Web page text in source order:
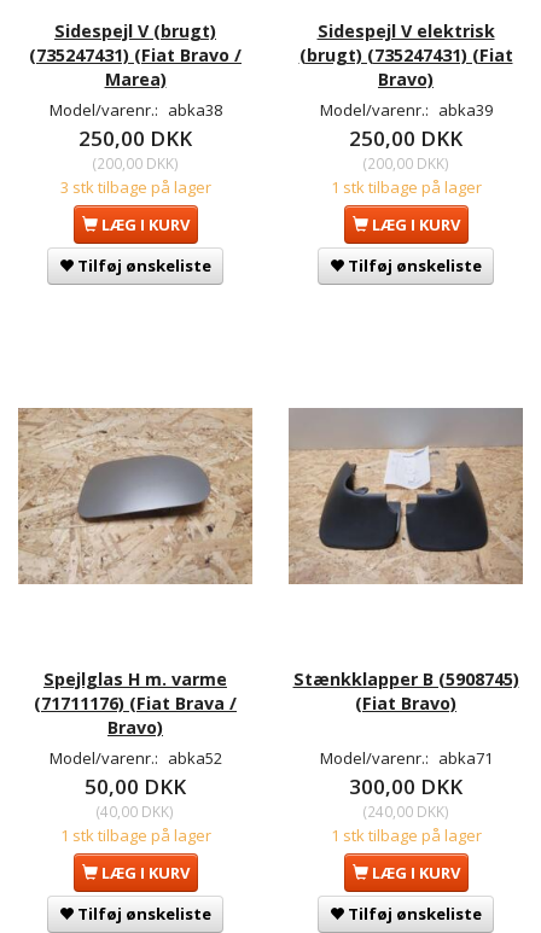
Sidespejl V (brugt)
(735247431) (Fiat Bravo /
Marea)
Model/varenr.: abka38
250,00 DKK
(200,00 DKK)
3 stk tilbage på lager
LÆG I KURV
Tilføj ønskeliste
Sidespejl V elektrisk
(brugt) (735247431) (Fiat
Bravo)
Model/varenr.: abka39
250,00 DKK
(200,00 DKK)
1 stk tilbage på lager
LÆG I KURV
Tilføj ønskeliste
Spejlglas H m. varme
(71711176) (Fiat Brava /
Bravo)
Model/varenr.: abka52
50,00 DKK
(40,00 DKK)
1 stk tilbage på lager
LÆG I KURV
Tilføj ønskeliste
Stænkklapper B (5908745)
(Fiat Bravo)
Model/varenr.: abka71
300,00 DKK
(240,00 DKK)
1 stk tilbage på lager
LÆG I KURV
Tilføj ønskeliste